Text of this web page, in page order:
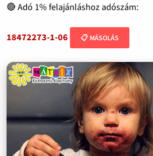
🔴 Adó 1% felajánláshoz adószám:
18472273-1-06 📋 MÁSOLÁS